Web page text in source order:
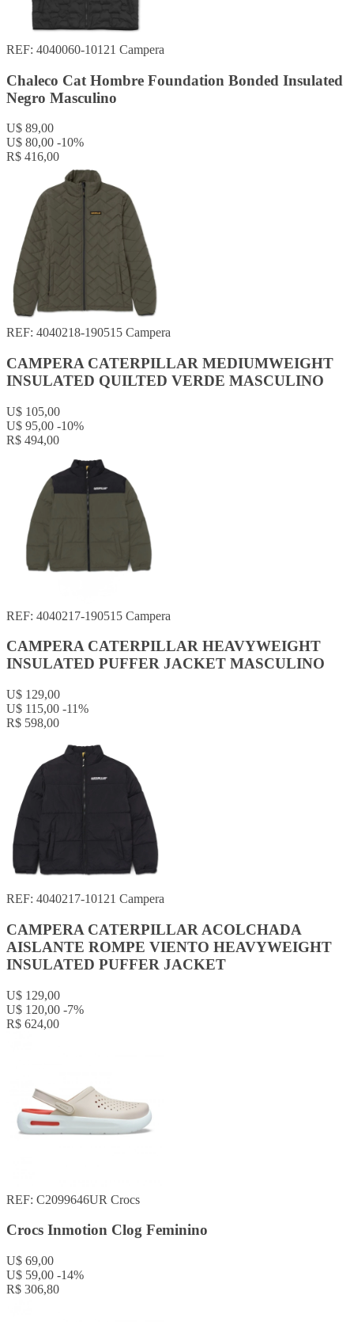
REF: 4040060-10121 Campera
Chaleco Cat Hombre Foundation Bonded Insulated
Negro Masculino
U$ 89,00
U$ 80,00 -10%
R$ 416,00
REF: 4040218-190515 Campera
CAMPERA CATERPILLAR MEDIUMWEIGHT
INSULATED QUILTED VERDE MASCULINO
U$ 105,00
U$ 95,00 -10%
R$ 494,00
REF: 4040217-190515 Campera
CAMPERA CATERPILLAR HEAVYWEIGHT
INSULATED PUFFER JACKET MASCULINO
U$ 129,00
U$ 115,00 -11%
R$ 598,00
REF: 4040217-10121 Campera
CAMPERA CATERPILLAR ACOLCHADA
AISLANTE ROMPE VIENTO HEAVYWEIGHT
INSULATED PUFFER JACKET
U$ 129,00
U$ 120,00 -7%
R$ 624,00
REF: C2099646UR Crocs
Crocs Inmotion Clog Feminino
U$ 69,00
U$ 59,00 -14%
R$ 306,80